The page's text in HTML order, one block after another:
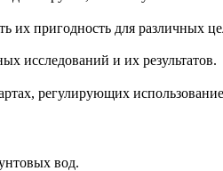
их пригодность для различных
исследований и их результатов.
регулирующих
вод.